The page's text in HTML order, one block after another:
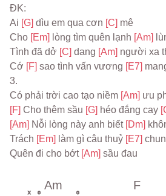
ĐK:
Ai [G] dìu em qua cơn [C] mê
Cho [Em] lòng tìm quên lạnh [Am]
Tình đã dở [C] dang [Am] người xa
Cớ [F] sao tình vấn vương [E7]
3.
Có phải trời cao tạo niềm [Am] ưu
[F] Cho thêm sầu [G] héo đắng cay
[Am] Nỗi lòng này anh biết [Dm]
Trách [Em] làm gì câu thuỷ [E7]
Quên đi cho bớt [Am] sầu đau
Am
x o o
F